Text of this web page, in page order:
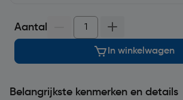
Aantal
In winkelwagen
Belangrijkste kenmerken en details